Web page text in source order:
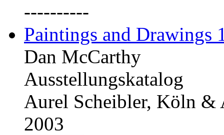
----------
Paintings and Drawings
Dan McCarthy
Ausstellungskatalog
Aurel Scheibler, Köln &
2003